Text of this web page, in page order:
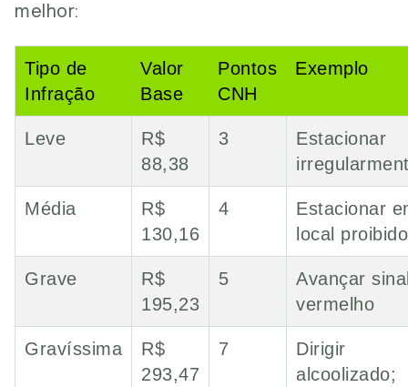
melhor:
Tipo de
Infração
Valor
Base
Pontos
CNH
Exemplo
Leve
R$
88,38
3
Estacionar
Média
R$
130,16
4
Estacionar
local proibido
Grave
R$
195,23
5
Avançar
vermelho
Gravíssima
R$
293,47
7
Dirigir
alcoolizado;